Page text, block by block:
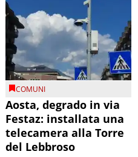
COMUNI
Aosta, degrado in via
Festaz: installata una
telecamera alla Torre
del Lebbroso